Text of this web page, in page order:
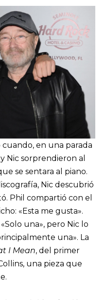
en una parada
Nic sorprendieron al
se sentara al piano.
Nic descubrió
Phil compartió con el
«Esta me gusta».
una», pero Nic lo
una». La
I Mean, del primer
una pieza que